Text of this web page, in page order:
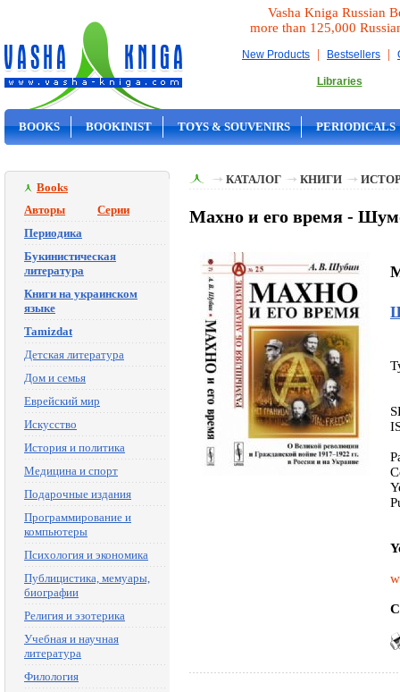
Vasha Kniga Russian
more than 125,000
New Products | Bestsellers |
Libraries
BOOKS BOOKINIST TOYS & SOUVENIRS PERIODICALS
Books
Авторы
Серии
Периодика
Букинистическая
литература
Книги на украинском
языке
Tamizdat
Детская литература
Дом и семья
Еврейский мир
Искусство
История и политика
Медицина и спорт
Подарочные издания
Программирование и
компьютеры
Психология и экономика
Публицистика, мемуары,
биографии
Религия и эзотерика
Учебная и научная
литература
Филология
КАТАЛОГ КНИГИ
Махно и его время -